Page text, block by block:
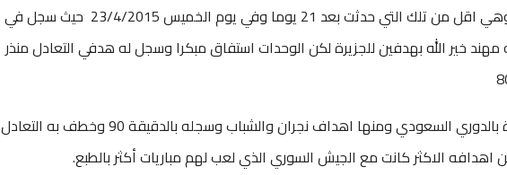
لتكون دراما ما بعدها دراما ، وهي اقل من تلك التي حدثت بعد 21 يوما وفي يوم الخميس 23/4/2015 حيث سجل في
خير الله بهدفين للجزيرة لكن الوحدات استفاق مبكرا وسجل له هدفي التعادل منذر
ولجهاد مباريات واهداف كثيرة بالدوري السعودي ومنها اهداف نجران والشباب وسجله بالدقيقة 90 وخطف به التعادل